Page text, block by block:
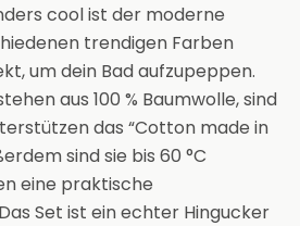
cool ist der moderne
trendigen Farben
um dein Bad aufzupeppen.
aus 100 % Baumwolle, sind
das “Cotton made in
sind sie bis 60 °C
eine praktische
Set ist ein echter Hingucker